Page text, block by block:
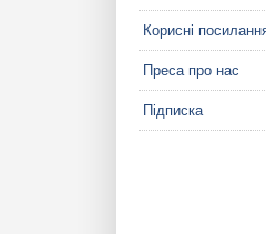
Корисні
Преса про нас
Підписка